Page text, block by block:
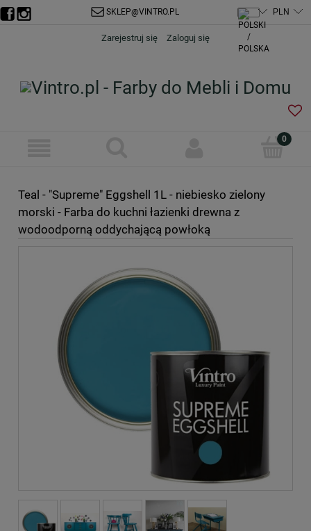
SKLEP@VINTRO.PL
Zarejestruj się Zaloguj się
Teal - "Supreme" Eggshell 1L - niebiesko zielony
morski - Farba do kuchni łazienki drewna z
wodoodporną oddychającą powłoką